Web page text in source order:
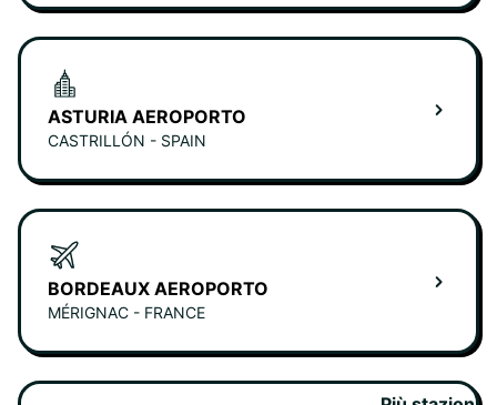
ASTURIA AEROPORTO
CASTRILLÓN - SPAIN
BORDEAUX AEROPORTO
MÉRIGNAC - FRANCE